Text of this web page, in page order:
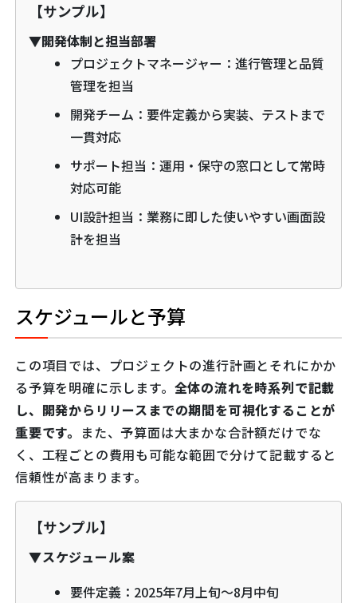
【サンプル】
▼開発体制と担当部署
プロジェクトマネージャー：進行管理と品質
管理を担当
開発チーム：要件定義から実装、テストまで
一貫対応
サポート担当：運用・保守の窓口として常時
対応可能
UI設計担当：業務に即した使いやすい画面設
計を担当
スケジュールと予算
この項目では、プロジェクトの進行計画とそれにかか
る予算を明確に示します。 全体の流れを時系列で記載
し、開発からリリースまでの期間を可視化することが
重要です。 また、予算面は大まかな合計額だけでな
く、工程ごとの費用も可能な範囲で分けて記載すると
信頼性が高まります。
【サンプル】
▼スケジュール案
要件定義：2025年7月上旬〜8月中旬